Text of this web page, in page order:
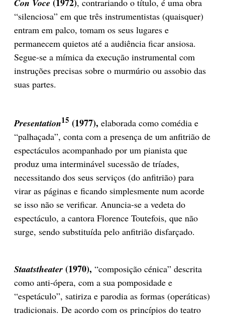
Con Voce
, contrariando o título, é uma obra
“silenciosa” em que três instrumentistas (quaisquer)
entram em palco, tomam os seus lugares e
permanecem quietos até a audiência ficar ansiosa.
Segue-se a mímica da execução instrumental com
instruções precisas sobre o murmúrio ou assobio das
suas partes.
Presentation15 (1977), elaborada como comédia e
“palhaçada”, conta com a presença de um anfitrião de
espectáculos acompanhado por um pianista que
produz uma interminável sucessão de tríades,
necessitando dos seus serviços (do anfitrião) para
virar as páginas e ficando simplesmente num acorde
se isso não se verificar. Anuncia-se a vedeta do
espectáculo, a cantora Florence Toutefois, que não
surge, sendo substituída pelo anfitrião disfarçado.
Staatstheater (1970), “composição cénica” descrita
como anti-ópera, com a sua pomposidade e
“espetáculo”, satiriza e parodia as formas (operáticas)
tradicionais. De acordo com os princípios do teatro